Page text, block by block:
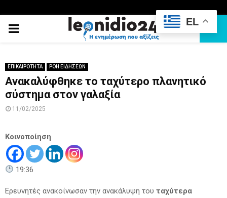
PRIMARY
ΕΠΙΚΑΙΡΟΤΗΤΑ ΡΟΗ ΕΙΔΗΣΕΩΝ
Ανακαλύφθηκε το ταχύτερο πλανητικό
σύστημα στον γαλαξία
11/02/2025
Κοινοποίηση
19:36
Ερευνητές ανακοίνωσαν την ανακάλυψη του ταχύτερα
EL